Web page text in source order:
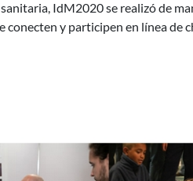
IdM2020 se realizó de
conecten y participen en línea de